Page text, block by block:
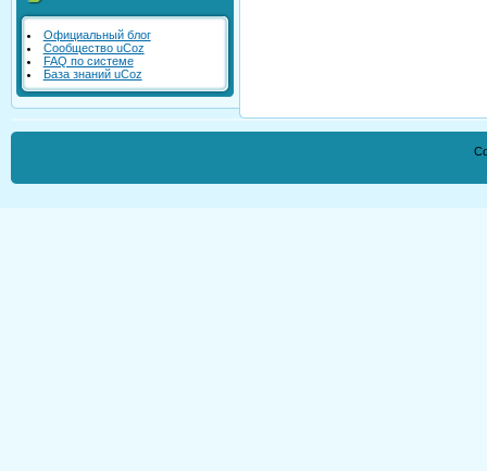
Официальный блог
Сообщество uCoz
FAQ по системе
База знаний uCoz